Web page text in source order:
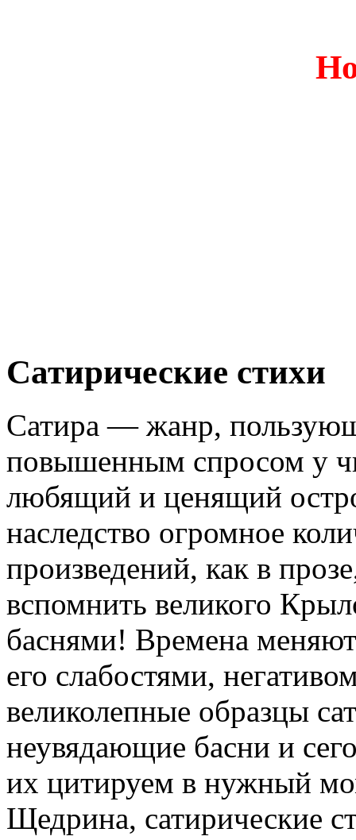
Сатирические стихи
Сатира — жанр,
повышенным спросом у
любящий и ценящий
наследство огромное
произведений, как в
вспомнить великого
баснями! Времена
его слабостями,
великолепные образцы
неувядающие басни и
их цитируем в нужный
Щедрина, сатирические